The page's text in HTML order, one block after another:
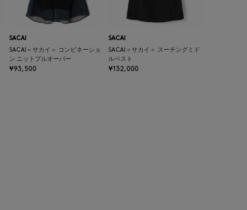
SACAI
SACAI＜サカイ＞ コンビネーショ
ン ニットプルオーバー
¥93,500
SACAI
SACAI＜サカイ＞ スーチングミド
ルベスト
¥132,000